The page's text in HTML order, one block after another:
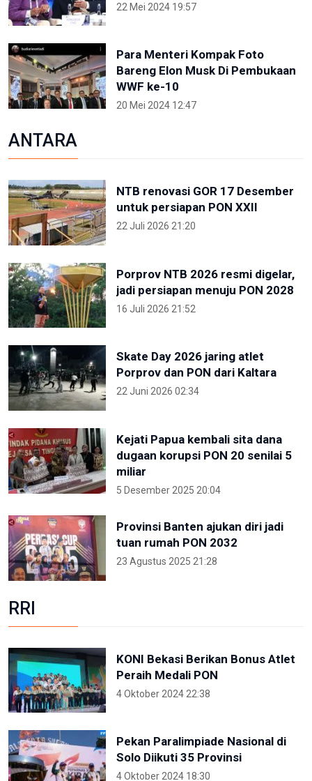
22 Mei 2024 19:57
Para Menteri Kompak Foto
Bareng Elon Musk Di Pembukaan
WWF ke-10
20 Mei 2024 12:47
ANTARA
NTB renovasi GOR 17 Desember
untuk persiapan PON XXII
22 Juli 2026 21:20
Porprov NTB 2026 resmi digelar,
jadi persiapan menuju PON 2028
16 Juli 2026 21:52
Skate Day 2026 jaring atlet
Porprov dan PON dari Kaltara
22 Juni 2026 02:34
Kejati Papua kembali sita dana
dugaan korupsi PON 20 senilai 5
miliar
5 Desember 2025 20:04
Provinsi Banten ajukan diri jadi
tuan rumah PON 2032
23 Agustus 2025 21:28
RRI
KONI Bekasi Berikan Bonus Atlet
Peraih Medali PON
4 Oktober 2024 22:38
Pekan Paralimpiade Nasional di
Solo Diikuti 35 Provinsi
4 Oktober 2024 18:30